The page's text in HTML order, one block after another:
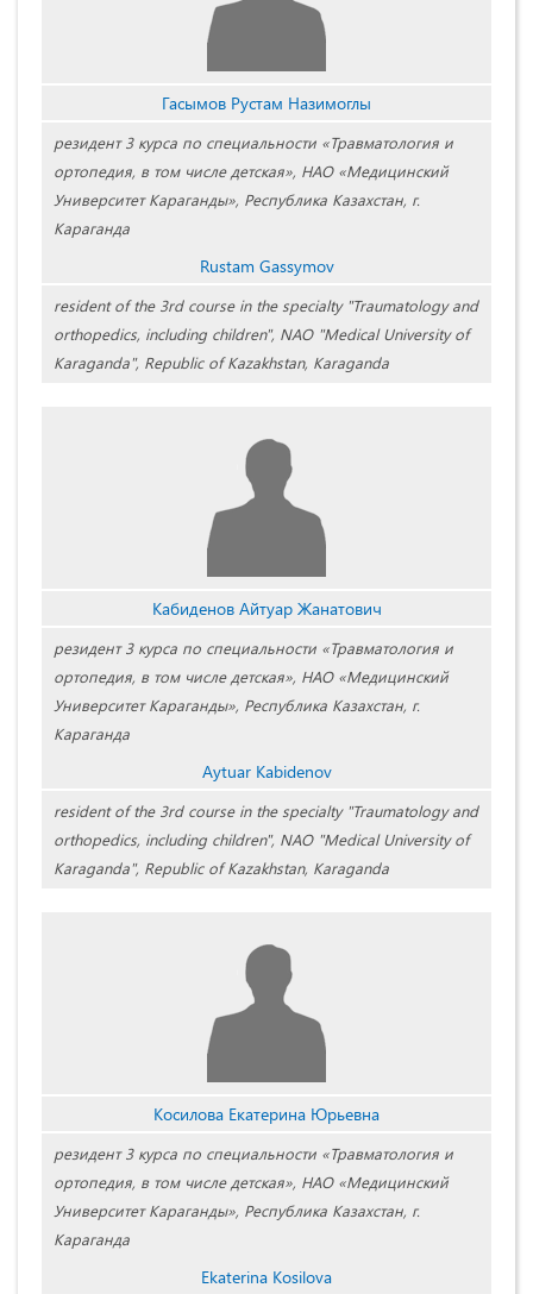
Гасымов Рустам Назимоглы
резидент 3 курса по специальности «Травматология и
ортопедия, в том числе детская», НАО «Медицинский
Университет Караганды», Республика Казахстан, г.
Караганда
Rustam Gassymov
resident of the 3rd course in the specialty "Traumatology and
orthopedics, including children", NAO "Medical University of
Karaganda", Republic of Kazakhstan, Karaganda
Кабиденов Айтуар Жанатович
резидент 3 курса по специальности «Травматология и
ортопедия, в том числе детская», НАО «Медицинский
Университет Караганды», Республика Казахстан, г.
Караганда
Aytuar Kabidenov
resident of the 3rd course in the specialty "Traumatology and
orthopedics, including children", NAO "Medical University of
Karaganda", Republic of Kazakhstan, Karaganda
Косилова Екатерина Юрьевна
резидент 3 курса по специальности «Травматология и
ортопедия, в том числе детская», НАО «Медицинский
Университет Караганды», Республика Казахстан, г.
Караганда
Ekaterina Kosilova